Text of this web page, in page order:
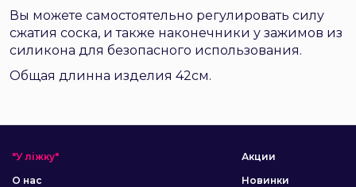
Вы можете самостоятельно регулировать силу
сжатия соска, и также наконечники у зажимов из
силикона для безопасного использования.
Общая длинна изделия 42см.
"У ліжку"
О нас
Акции
Новинки